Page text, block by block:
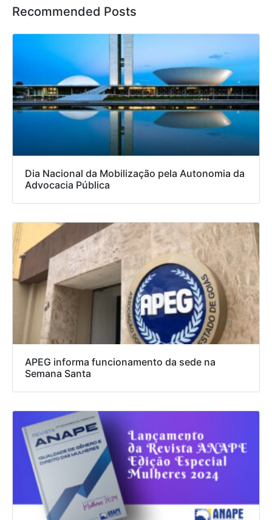
Recommended Posts
Dia Nacional da Mobilização pela Autonomia da
Advocacia Pública
APEG informa funcionamento da sede na
Semana Santa